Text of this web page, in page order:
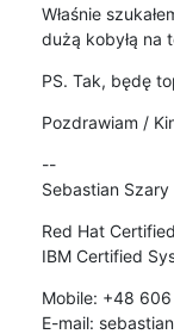
Właśnie
dużą kobyłą na
PS. Tak, będę
Pozdrawiam /
--
Sebastian Szary
Red Hat
IBM Certified
Mobile: +48
E-mail: